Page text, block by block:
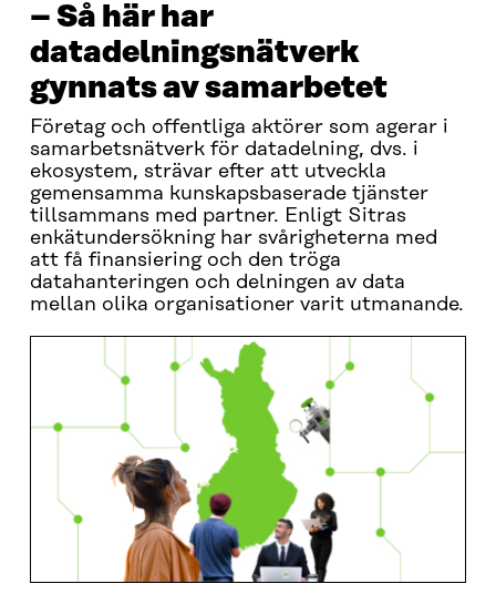
– Så här har
datadelningsnätverk
gynnats av samarbetet
Företag och offentliga aktörer som agerar i
samarbetsnätverk för datadelning, dvs. i
ekosystem, strävar efter att utveckla
gemensamma kunskapsbaserade tjänster
tillsammans med partner. Enligt Sitras
enkätundersökning har svårigheterna med
att få finansiering och den tröga
datahanteringen och delningen av data
mellan olika organisationer varit utmanande.